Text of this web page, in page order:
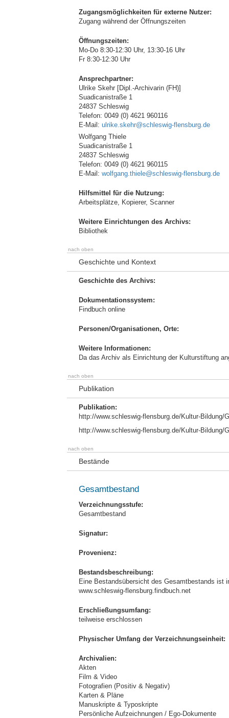
Zugangsmöglichkeiten für externe Nutzer:
Zugang während der Öffnungszeiten
Öffnungszeiten:
Mo-Do 8:30-12:30 Uhr, 13:30-16 Uhr
Fr 8:30-12:30 Uhr
Ansprechpartner:
Ulrike Skehr [Dipl.-Archivarin (FH)]
Suadicanistraße 1
24837 Schleswig
Telefon: 0049 (0) 4621 960116
E-Mail: ulrike.skehr@schleswig-flensburg.de
Wolfgang Thiele
Suadicanistraße 1
24837 Schleswig
Telefon: 0049 (0) 4621 960115
E-Mail: wolfgang.thiele@schleswig-flensburg.de
Hilfsmittel für die Nutzung:
Arbeitsplätze, Kopierer, Scanner
Weitere Einrichtungen des Archivs:
Bibliothek
nach oben
Geschichte und Kontext
Geschichte des Archivs:
Dokumentationssystem:
Findbuch online
Personen/Organisationen, Orte:
Weitere Informationen:
Da das Archiv als Einrichtung der Kulturstiftung
nach oben
Publikation
Publikation:
http://www.schleswig-flensburg.de/Kultur-
http://www.schleswig-flensburg.de/Kultur-
nach oben
Bestände
Gesamtbestand
Verzeichnungsstufe:
Gesamtbestand
Signatur:
Provenienz:
Bestandsbeschreibung:
Eine Bestandsübersicht des Gesamtbestands ist
www.schleswig-flensburg.findbuch.net
Erschließungsumfang:
teilweise erschlossen
Physischer Umfang der Verzeichnungseinheit:
Archivalien:
Akten
Film & Video
Fotografien (Positiv & Negativ)
Karten & Pläne
Manuskripte & Typoskripte
Persönliche Aufzeichnungen / Ego-Dokumente